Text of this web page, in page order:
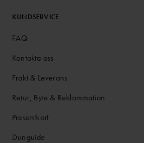
KUNDSERVICE
FAQ
Kontakta oss
Frakt & Leverans
Retur, Byte & Reklammation
Presentkort
Dunguide